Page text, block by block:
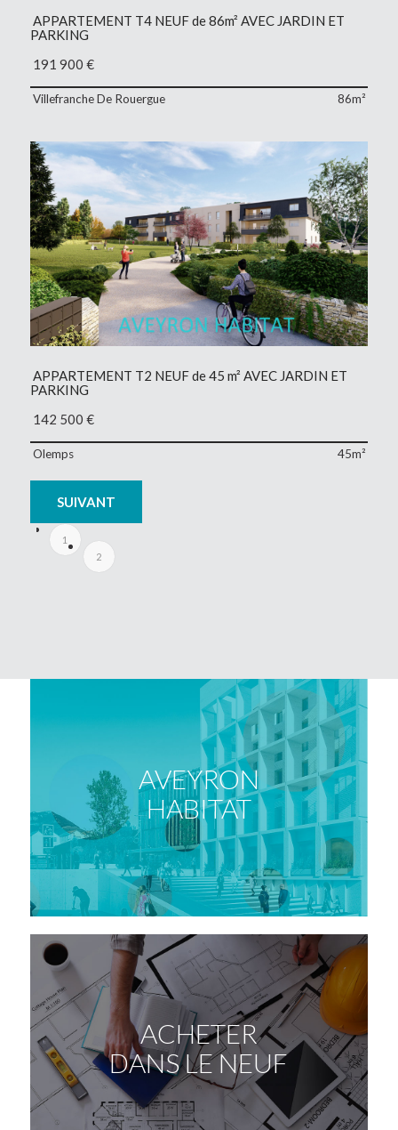
APPARTEMENT T4 NEUF de 86m² AVEC JARDIN ET
PARKING
191 900 €
Villefranche De Rouergue 86m²
APPARTEMENT T2 NEUF de 45 m² AVEC JARDIN ET
PARKING
142 500 €
Olemps 45m²
SUIVANT
1
2
AVEYRON
HABITAT
ACHETER
DANS LE NEUF